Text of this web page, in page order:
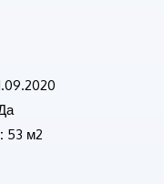
53 м2